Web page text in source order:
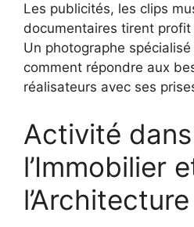
Les publicités, les clips
documentaires tirent
Un photographe
comment répondre aux
réalisateurs avec ses
Activité dans
l’Immobilier
l’Architecture